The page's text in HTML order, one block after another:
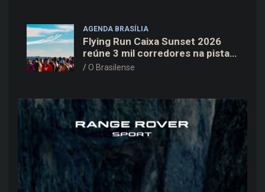
AGENDA BRASÍLIA
Flying Run Caixa Sunset 2026
reúne 3 mil corredores na pista
do Aeroporto de Brasília neste
O Brasilense